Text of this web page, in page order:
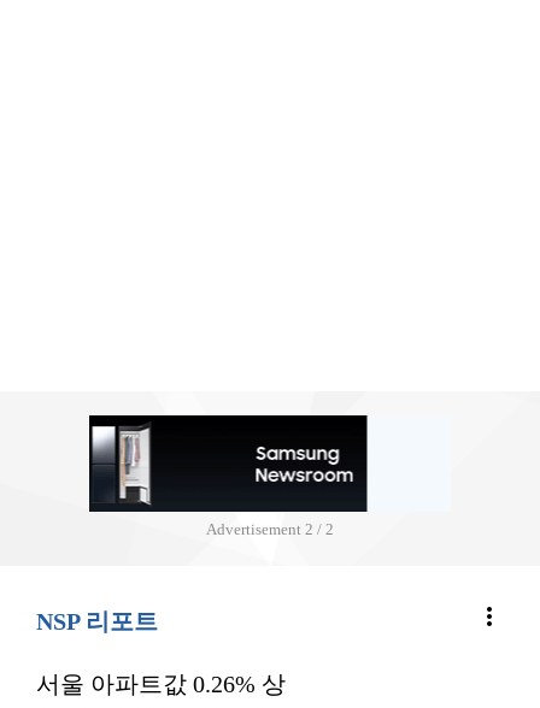
Advertisement 2 / 2
NSP 리포트 more_vert
서울 아파트값 0.26% 상